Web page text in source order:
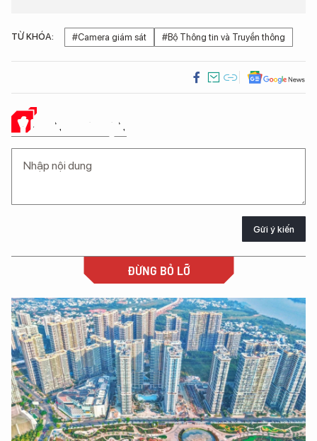
TỪ KHÓA: #Camera giám sát #Bộ Thông tin và Truyền thông
Ý KIẾN CỦA BẠN
Gửi ý kiến
ĐỪNG BỎ LỠ